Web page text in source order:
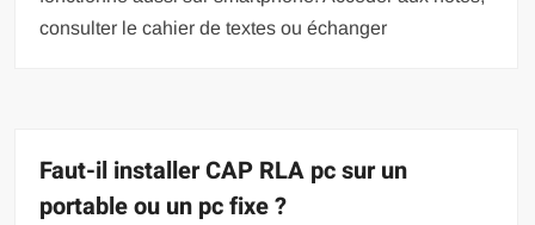
consulter le cahier de textes ou échanger
Faut-il installer CAP RLA pc sur un
portable ou un pc fixe ?